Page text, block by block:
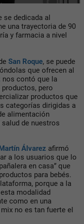
se dedicada al
una trayectoria de 90
y farmacia a nivel
San Roque, se puede
que ofrecen al
nos contó que la
pero
productos que
categorías dirigidas a
alimentación
de nuestros
Álvarez afirmó
a los usuarios que lo
en casa” que
para bebés.
porque a la
modalidad
como en una
no es tan fuerte el